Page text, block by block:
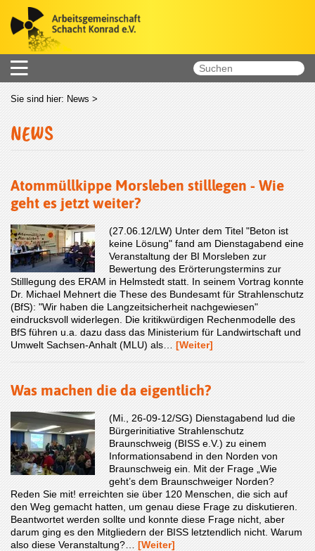
Sie sind hier: News >
NEWS
Atommüllkippe Morsleben stilllegen - Wie
geht es jetzt weiter?
(27.06.12/LW) Unter dem Titel "Beton ist
keine Lösung" fand am Dienstagabend eine
Veranstaltung der BI Morsleben zur
Bewertung des Erörterungstermins zur
Stilllegung des ERAM in Helmstedt statt. In seinem Vortrag konnte
Dr. Michael Mehnert die These des Bundesamt für Strahlenschutz
(BfS): "Wir haben die Langzeitsicherheit nachgewiesen"
eindrucksvoll widerlegen. Die kritikwürdigen Rechenmodelle des
BfS führen u.a. dazu dass das Ministerium für Landwirtschaft und
Umwelt Sachsen-Anhalt (MLU) als… [Weiter]
Was machen die da eigentlich?
(Mi., 26-09-12/SG) Dienstagabend lud die
Bürgerinitiative Strahlenschutz
Braunschweig (BISS e.V.) zu einem
Informationsabend in den Norden von
Braunschweig ein. Mit der Frage „Wie
geht’s dem Braunschweiger Norden?
Reden Sie mit! erreichten sie über 120 Menschen, die sich auf
den Weg gemacht hatten, um genau diese Frage zu diskutieren.
Beantwortet werden sollte und konnte diese Frage nicht, aber
darum ging es den Mitgliedern der BISS letztendlich nicht. Warum
also diese Veranstaltung?… [Weiter]